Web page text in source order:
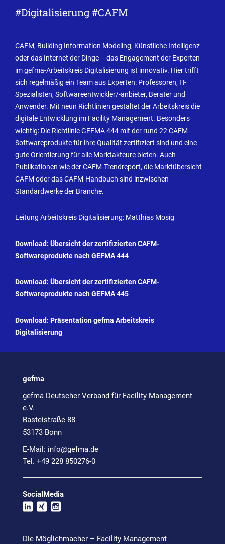
#Digitalisierung #CAFM
CAFM, Building Information Modeling, Künstliche Intelligenz
oder das Internet der Dinge – das Engagement der Experten
im gefma-Arbeitskreis Digitalisierung ist innovativ. Hier trifft
sich regelmäßig ein Team aus Experten: Professoren, IT-
Spezialisten, Softwareentwickler/-anbieter, Berater und
Anwender. Mit neun Richtlinien gestaltet der Arbeitskreis die
digitale Entwicklung im Facility Management. Besonders
wichtig: Die Richtlinie GEFMA 444 mit der rund 22 CAFM-
Softwareprodukte für ihre Qualität zertifiziert sind und eine
gute Orientierung für alle Marktakteure bieten. Auch
Publikationen wie der CAFM-Trendreport, die Marktübersicht
CAFM oder das CAFM-Handbuch sind inzwischen
Standardwerke der Branche.
Leitung Arbeitskreis Digitalisierung: Matthias Mosig
Download: Übersicht der zertifizierten CAFM-
Softwareprodukte nach GEFMA 444
Download: Übersicht der zertifizierten CAFM-
Softwareprodukte nach GEFMA 445
Download: Präsentation gefma Arbeitskreis
Digitalisierung
gefma
gefma Deutscher Verband für Facility Management
e.V.
Basteistraße 88
53173 Bonn
E-Mail: info@gefma.de
Tel. +49 228 850276-0
SocialMedia
Die Möglichmacher – Facility Management